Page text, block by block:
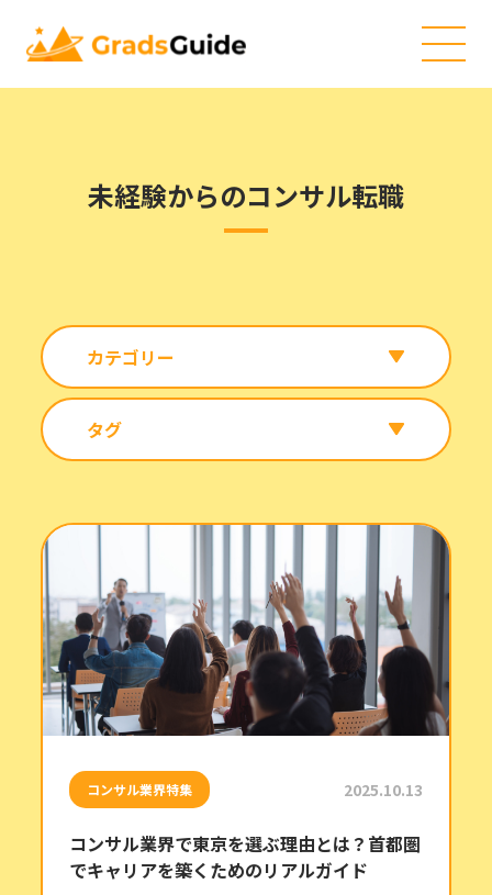
未経験からのコンサル転職
カテゴリー
タグ
コンサル業界特集 2025.10.13
コンサル業界で東京を選ぶ理由とは？首都圏
でキャリアを築くためのリアルガイド